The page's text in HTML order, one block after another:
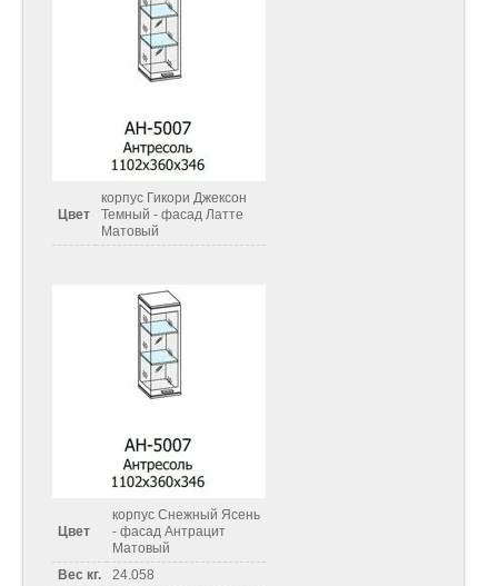
Цвет
корпус Гикори Джексон
Темный - фасад Латте
Матовый
Цвет
корпус Снежный Ясень
- фасад Антрацит
Матовый
Вес кг.
24.058